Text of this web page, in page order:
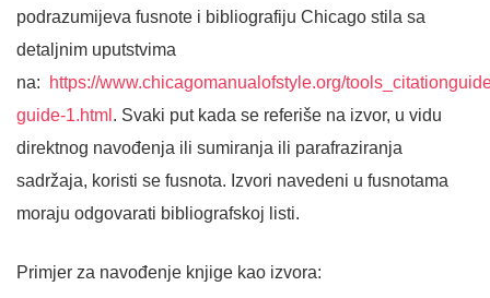
podrazumijeva fusnote i bibliografiju Chicago stila sa
detaljnim uputstvima
na:
https://www.chicagomanualofstyle.org/
guide-1.html . Svaki put kada se referiše na izvor, u vidu
direktnog navođenja ili sumiranja ili parafraziranja
sadržaja, koristi se fusnota. Izvori navedeni u fusnotama
moraju odgovarati bibliografskoj listi.
Primjer za navođenje knjige kao izvora: